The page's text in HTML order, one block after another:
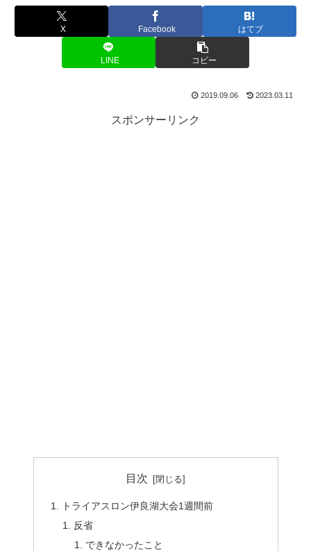
X Facebook はてブ
LINE コピー
2019.09.06 2023.03.11
スポンサーリンク
目次
トライアスロン伊良湖大会1週間前
反省
できなかったこと